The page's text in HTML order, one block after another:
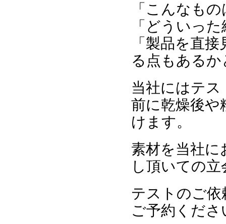
「こんなも
「どういっ
「製品を直
る点もある
当社にはテ
前に乾燥後や
けます。
素材を当社
し頂いての
テストのご
ご予約くださ